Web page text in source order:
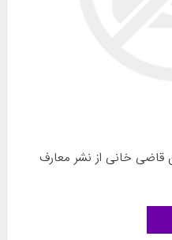
خانی از نشر معارف